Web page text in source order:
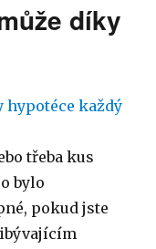
díky
třeba kus
bylo
pokud jste